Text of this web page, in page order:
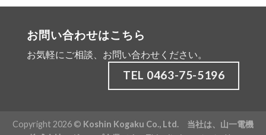
お問い合わせはこちら
お気軽にご相談、お問い合わせください。
TEL 0463-75-5196
Copyright 2026 © Koshin Kogaku Co., Ltd. 当社は、 山一電機